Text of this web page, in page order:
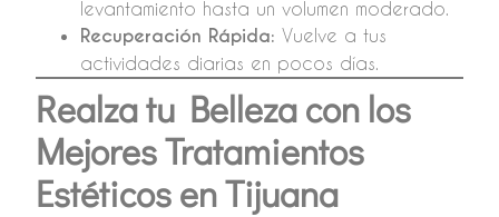
levantamiento hasta un volumen moderado.
Recuperación Rápida: Vuelve a tus
actividades diarias en pocos días.
Realza tu Belleza con los
Mejores Tratamientos
Estéticos en Tijuana